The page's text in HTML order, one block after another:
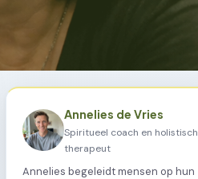
Annelies de Vries
Spiritueel coach en holistisch
therapeut
Annelies begeleidt mensen op hun